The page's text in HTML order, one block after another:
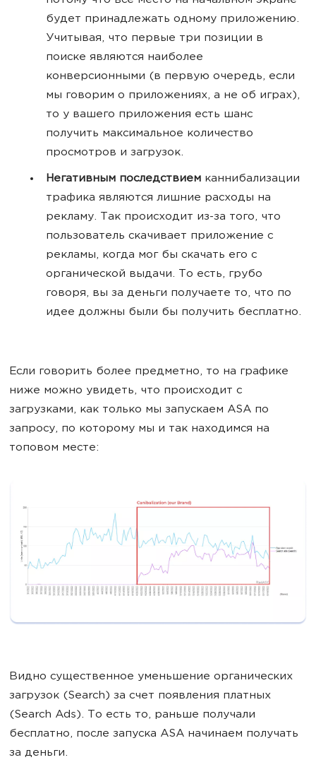
будет принадлежать одному приложению.
Учитывая, что первые три позиции в
поиске являются наиболее
конверсионными (в первую очередь, если
мы говорим о приложениях, а не об играх),
то у вашего приложения есть шанс
получить максимальное количество
просмотров и загрузок.
Негативным последствием каннибализации
трафика являются лишние расходы на
рекламу. Так происходит из-за того, что
пользователь скачивает приложение с
рекламы, когда мог бы скачать его с
органической выдачи. То есть, грубо
говоря, вы за деньги получаете то, что по
идее должны были бы получить бесплатно.
Если говорить более предметно, то на графике
ниже можно увидеть, что происходит с
загрузками, как только мы запускаем ASA по
запросу, по которому мы и так находимся на
топовом месте:
Видно существенное уменьшение органических
загрузок (Search) за счет появления платных
(Search Ads). То есть то, раньше получали
бесплатно, после запуска ASA начинаем получать
за деньги.